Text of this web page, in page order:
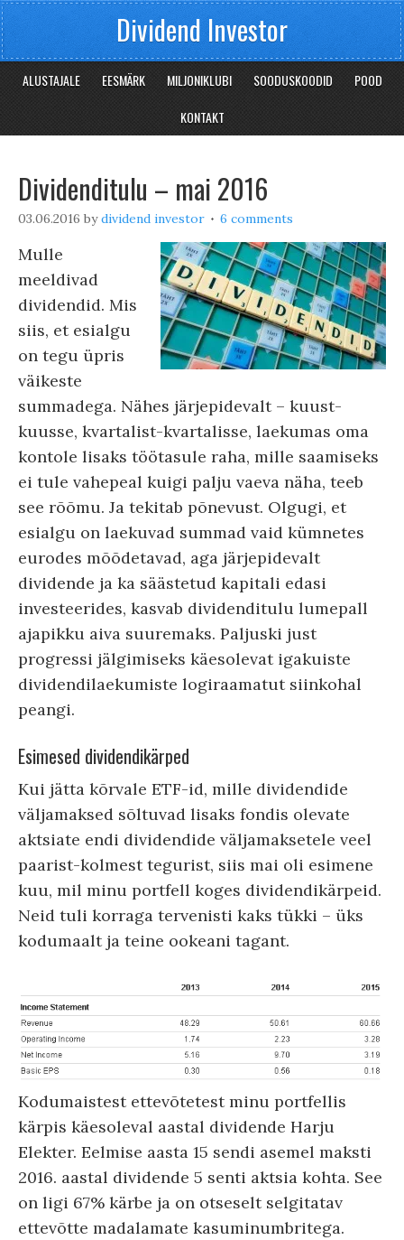
Dividend Investor
ALUSTAJALE EESMÄRK MILJONIKLUBI SOODUSKOODID
POOD
KONTAKT
Dividenditulu – mai 2016
03.06.2016 bydividend investor 6 comments
Mulle
meeldivad
dividendid. Mis
siis, et esialgu
on tegu üpris
väikeste
summadega. Nähes järjepidevalt – kuust-
kuusse, kvartalist-kvartalisse, laekumas oma
kontole lisaks töötasule raha, mille saamiseks
ei tule vahepeal kuigi palju vaeva näha, teeb
see rõõmu. Ja tekitab põnevust. Olgugi, et
esialgu on laekuvad summad vaid kümnetes
eurodes mõõdetavad, aga järjepidevalt
dividende ja ka säästetud kapitali edasi
investeerides, kasvab dividenditulu lumepall
ajapikku aiva suuremaks. Paljuski just
progressi jälgimiseks käesolevat igakuiste
dividendilaekumiste logiraamatut siinkohal
peangi.
Esimesed dividendikärped
Kui jätta kõrvale ETF-id, mille dividendide
väljamaksed sõltuvad lisaks fondis olevate
aktsiate endi dividendide väljamaksetele veel
paarist-kolmest tegurist, siis mai oli esimene
kuu, mil minu portfell koges dividendikärpeid.
Neid tuli korraga tervenisti kaks tükki – üks
kodumaalt ja teine ookeani tagant.
Kodumaistest ettevõtetest minu portfellis
kärpis käesoleval aastal dividende Harju
Elekter. Eelmise aasta 15 sendi asemel maksti
2016. aastal dividende 5 senti aktsia kohta. See
on ligi 67% kärbe ja on otseselt selgitatav
ettevõtte madalamate kasuminumbritega.